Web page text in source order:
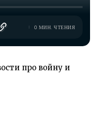
0 МИН. ЧТЕНИЯ
про войну и